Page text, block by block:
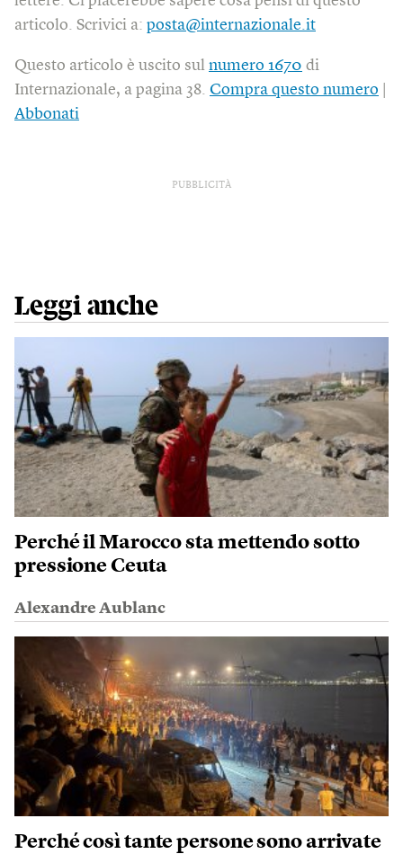
articolo. Scrivici a: posta@internazionale.it
Questo articolo è uscito sul numero 1670 di
Internazionale, a pagina 38. Compra questo numero
Abbonati
PUBBLICITÀ
Leggi anche
Perché il Marocco sta mettendo sotto
pressione Ceuta
Alexandre Aublanc
Perché così tante persone sono arrivate